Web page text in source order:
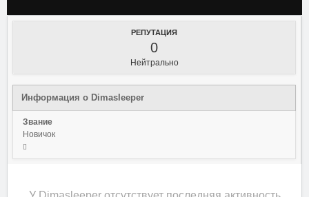
РЕПУТАЦИЯ
0
Нейтрально
Информация о Dimasleeper
Звание
Новичок